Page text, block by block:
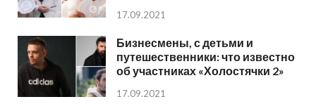
17.09.2021
Бизнесмены, с детьми и
путешественники: что известно
об участниках «Холостячки 2»
17.09.2021